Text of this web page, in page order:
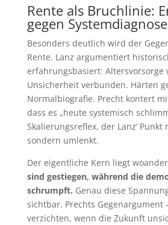
Rente als Bruchlinie:
gegen Systemdiagnose
Besonders deutlich wird der
Rente. Lanz argumentiert
erfahrungsbasiert: Altersvorsorge
Unsicherheit verbunden. Härten
Normalbiografie. Precht kontert
dass es „heute systemisch
Skalierungsreflex, der Lanz’
sondern umlenkt.
Der eigentliche Kern liegt
sind gestiegen, während die
schrumpft. Genau diese
sichtbar. Prechts Gegenargument
verzichten, wenn die Zukunft